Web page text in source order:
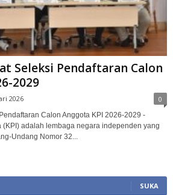
Seleksi Pendaftaran Calon
2029
2026 0
Calon Anggota KPI 2026-2029 -
(KPI) adalah lembaga negara independen yang
Undang Nomor 32...
SUKA